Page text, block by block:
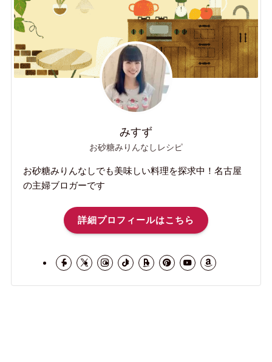
みすず
お砂糖みりんなしレシピ
お砂糖みりんなしでも美味しい料理を探求中！名古屋
の主婦ブロガーです
詳細プロフィールはこちら